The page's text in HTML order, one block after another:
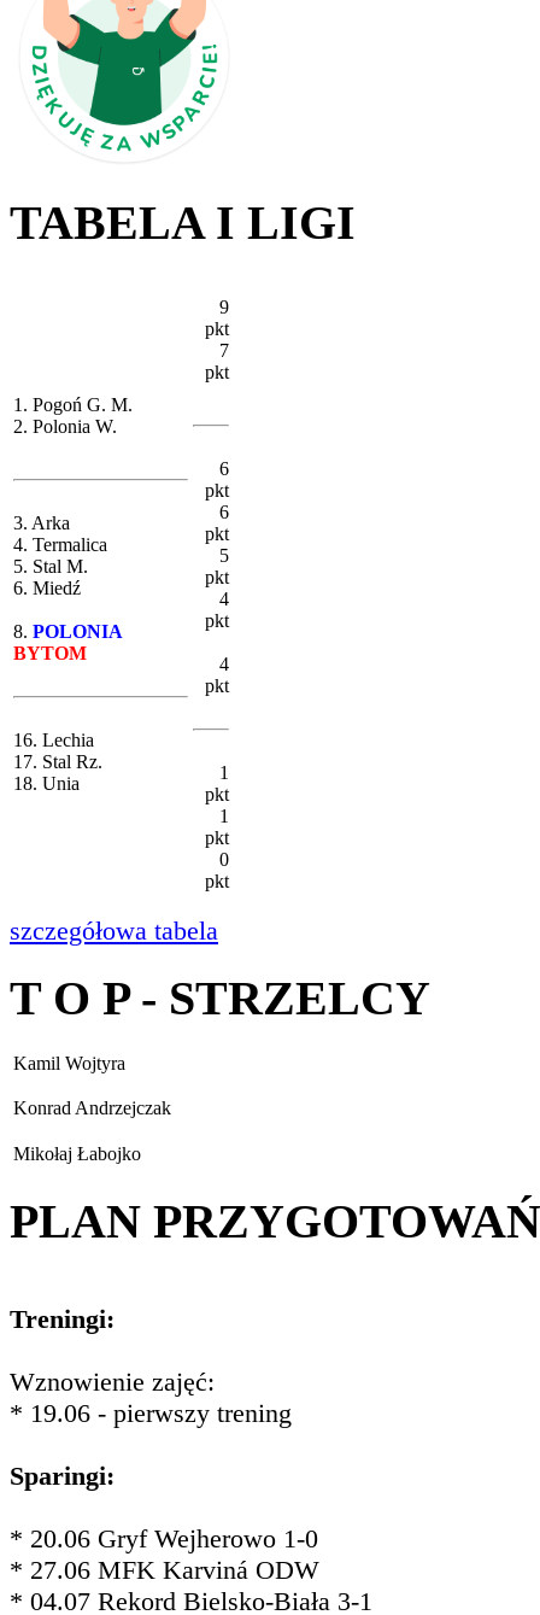
TABELA I LIGI
1. Pogoń G. M.
2. Polonia W.
3. Arka
4. Termalica
5. Stal M.
6. Miedź
8. POLONIA
BYTOM
16. Lechia
17. Stal Rz.
18. Unia
9
pkt
7
pkt
6
pkt
6
pkt
5
pkt
4
pkt
4
pkt
1
pkt
1
pkt
0
pkt
szczegółowa tabela
T O P - STRZELCY
Kamil Wojtyra
Konrad Andrzejczak
Mikołaj Łabojko
PLAN PRZYGOTOWAŃ
Treningi:
Wznowienie zajęć:
* 19.06 - pierwszy trening
Sparingi:
* 20.06 Gryf Wejherowo 1-0
* 27.06 MFK Karviná ODW
* 04.07 Rekord Bielsko-Biała 3-1